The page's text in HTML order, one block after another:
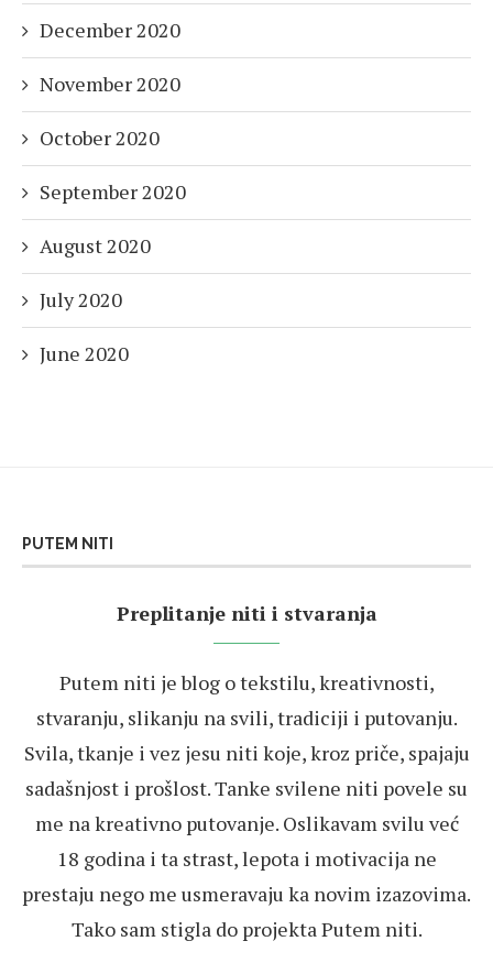
December 2020
November 2020
October 2020
September 2020
August 2020
July 2020
June 2020
PUTEM NITI
Preplitanje niti i stvaranja
Putem niti je blog o tekstilu, kreativnosti,
stvaranju, slikanju na svili, tradiciji i putovanju.
Svila, tkanje i vez jesu niti koje, kroz priče, spajaju
sadašnjost i prošlost. Tanke svilene niti povele su
me na kreativno putovanje. Oslikavam svilu već
18 godina i ta strast, lepota i motivacija ne
prestaju nego me usmeravaju ka novim izazovima.
Tako sam stigla do projekta Putem niti.